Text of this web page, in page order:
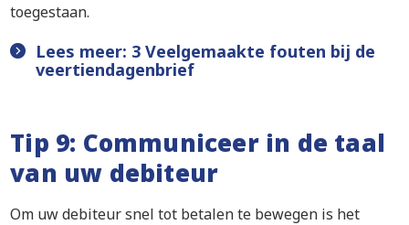
toegestaan.
Lees meer: 3 Veelgemaakte fouten bij de
veertiendagenbrief
Tip 9: Communiceer in de taal
van uw debiteur
Om uw debiteur snel tot betalen te bewegen is het